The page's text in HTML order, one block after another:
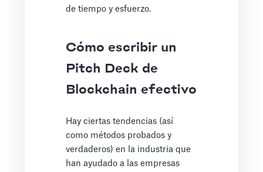
de tiempo y esfuerzo.
Cómo escribir un
Pitch Deck de
Blockchain efectivo
Hay ciertas tendencias (así
como métodos probados y
verdaderos) en la industria que
han ayudado a las empresas